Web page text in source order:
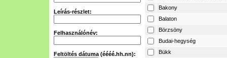
Leírás-részlet:
Felhasználónév:
Feltöltés dátuma (éééé.hh.nn):
Bakony
Balaton
Börzsöny
Budai-hegység
Bükk